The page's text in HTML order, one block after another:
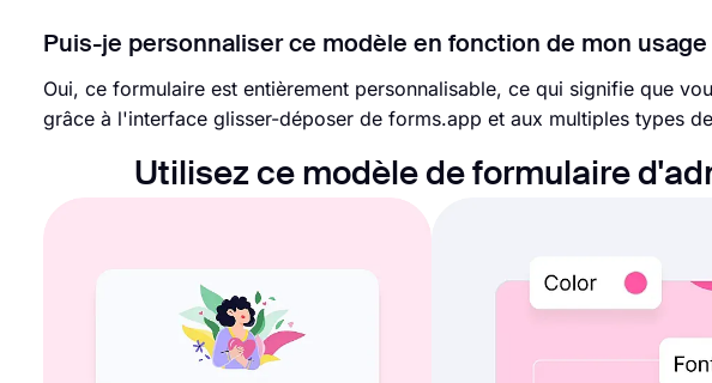
Puis-je personnaliser ce modèle en fonction de mon usage
Oui, ce formulaire est entièrement personnalisable, ce qui signifie que
grâce à l'interface glisser-déposer de forms.app et aux multiples types
Utilisez ce modèle de formulaire